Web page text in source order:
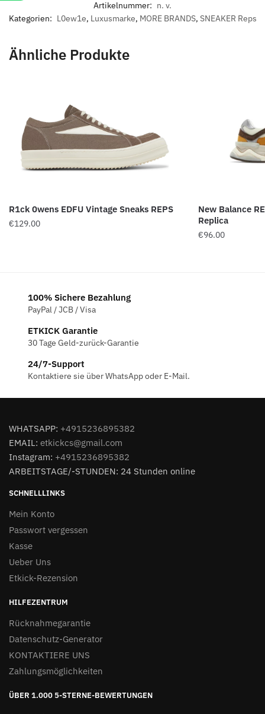
Artikelnummer: n. v.
Kategorien: L0ew1e, Luxusmarke, MORE BRANDS, SNEAKER Reps
Ähnliche Produkte
R1ck 0wens EDFU Vintage Sneaks REPS
€129.00
New Balance
Replica
€96.00
100% Sichere Bezahlung
PayPal / JCB / Visa
ETKICK Garantie
30 Tage Geld-zurück-Garantie
24/7-Support
Kontaktiere sie über WhatsApp oder E-Mail.
WHATSAPP: +4915236895382
EMAIL: etkickcs@gmail.com
Instagram: +4915236895382
ARBEITSTAGE/-STUNDEN: 24 Stunden online
SCHNELLLINKS
Mein Konto
Passwort vergessen
Kasse
Ueber Uns
Etkick-Rezension
HILFEZENTRUM
Rücknahmegarantie
Datenschutz-Generator
KONTAKTIERE UNS
Zahlungsmöglichkeiten
ÜBER 1.000 5-STERNE-BEWERTUNGEN